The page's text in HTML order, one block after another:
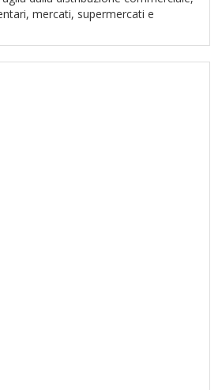
mercati, supermercati e